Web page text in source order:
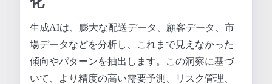
生成AIは、膨大な配送データ、顧客データ、市
場データなどを分析し、これまで見えなかった
傾向やパターンを抽出します。この洞察に基づ
いて、より精度の高い需要予測、リスク管理、